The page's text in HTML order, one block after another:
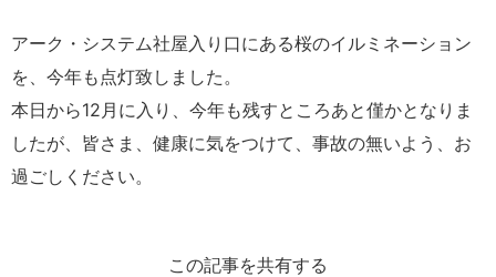
アーク・システム社屋入り口にある桜のイルミネーション
を、今年も点灯致しました。
本日から12月に入り、今年も残すところあと僅かとなりま
したが、皆さま、健康に気をつけて、事故の無いよう、お
過ごしください。
この記事を共有する